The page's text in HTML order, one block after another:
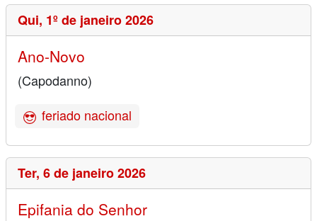
Qui, 1º de janeiro 2026
Ano-Novo
(Capodanno)
feriado nacional
Ter, 6 de janeiro 2026
Epifania do Senhor